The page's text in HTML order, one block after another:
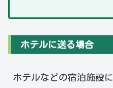
ホテルに送る場合
ホテルなどの宿泊施設